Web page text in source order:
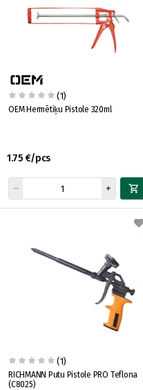
(1)
OEM Hermētiķu Pistole 320ml
1.75 €/pcs
(1)
RICHMANN Putu Pistole PRO Teflona
(C8025)